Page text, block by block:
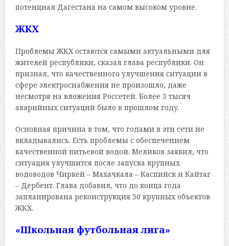
потенциал Дагестана на самом высоком уровне.
ЖКХ
Проблемы ЖКХ остаются самыми актуальными для
жителей республики, сказал глава республики. Он
признал, что качественного улучшения ситуации в
сфере электроснабжения не произошло, даже
несмотря на вложения Россетей. Более 3 тысяч
аварийных ситуаций было в прошлом году.
Основная причина в том, что годами в эти сети не
вкладывались. Есть проблемы с обеспечением
качественной питьевой водой. Меликов заявил, что
ситуация улучшится после запуска крупных
водоводов Чиркей – Махачкала – Каспийск и Кайтаг
– Дербент. Глава добавил, что до конца года
запланирована реконструкция 30 крупных объектов
ЖКХ.
«Школьная футбольная лига»